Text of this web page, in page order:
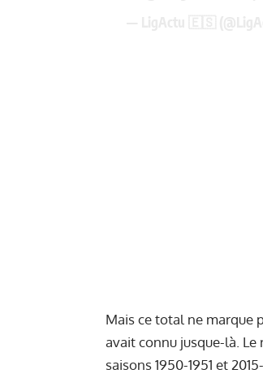
Mais ce total ne marque
avait connu jusque-là. Le
saisons 1950-1951 et